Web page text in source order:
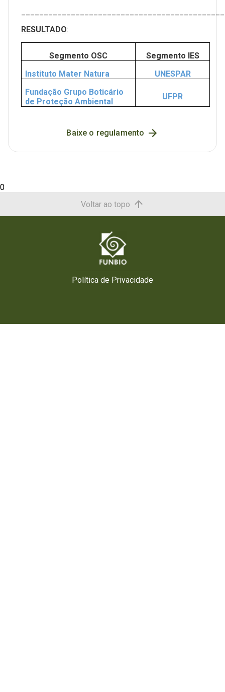
RESULTADO:
Segmento OSC
Segmento IES
Instituto Mater Natura
UNESPAR
Fundação Grupo Boticário
de Proteção Ambiental
UFPR
Baixe o regulamento
0
Voltar ao topo
Política de Privacidade